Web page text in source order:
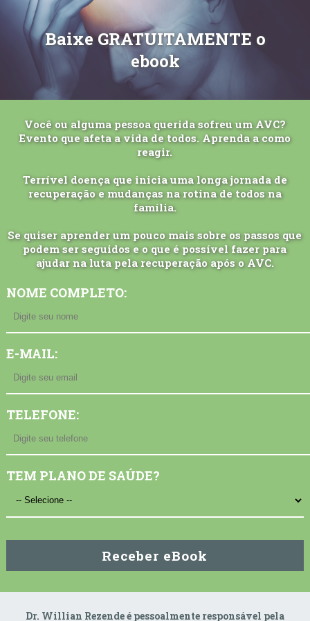
Baixe GRATUITAMENTE o
ebook
Você ou alguma pessoa querida sofreu um AVC?
Evento que afeta a vida de todos. Aprenda a como
reagir.
Terrível doença que inicia uma longa jornada de
recuperação e mudanças na rotina de todos na
família.​
Se quiser aprender um pouco mais sobre os passos que
podem ser seguidos e o que é possível fazer para
ajudar na luta pela recuperação após o AVC.​
NOME COMPLETO:
E-MAIL:
TELEFONE:
TEM PLANO DE SAÚDE?
Receber eBook
Dr. Willian Rezende é pessoalmente responsável pela